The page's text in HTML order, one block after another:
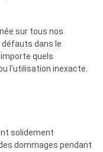
sur tous nos
dans le
quels
l'utilisation inexacte.
solidement
dommages pendant